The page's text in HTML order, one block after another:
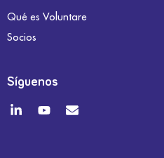
Qué es Voluntare
Socios
Síguenos